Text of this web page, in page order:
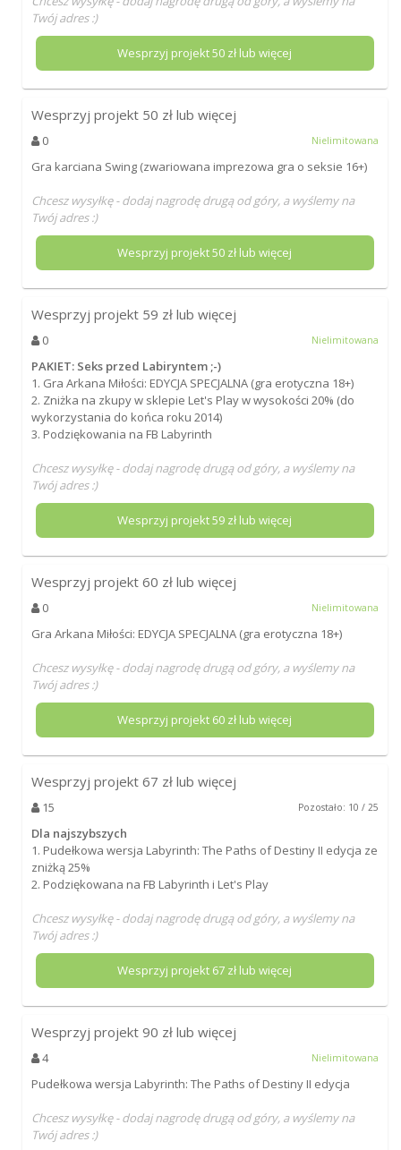
Twój adres :)
Wesprzyj projekt50 zł lub więcej
Wesprzyj projekt 50 zł lub więcej
0 Nielimitowana
Gra karciana Swing (zwariowana imprezowa gra o seksie 16+)
Chcesz wysyłkę - dodaj nagrodę drugą od góry, a wyślemy na
Twój adres :)
Wesprzyj projekt50 zł lub więcej
Wesprzyj projekt 59 zł lub więcej
0 Nielimitowana
PAKIET: Seks przed Labiryntem ;-)
1. Gra Arkana Miłości: EDYCJA SPECJALNA (gra erotyczna 18+)
2. Zniżka na zkupy w sklepie Let's Play w wysokości 20% (do
wykorzystania do końca roku 2014)
3. Podziękowania na FB Labyrinth
Chcesz wysyłkę - dodaj nagrodę drugą od góry, a wyślemy na
Twój adres :)
Wesprzyj projekt59 zł lub więcej
Wesprzyj projekt 60 zł lub więcej
0 Nielimitowana
Gra Arkana Miłości: EDYCJA SPECJALNA (gra erotyczna 18+)
Chcesz wysyłkę - dodaj nagrodę drugą od góry, a wyślemy na
Twój adres :)
Wesprzyj projekt 60 zł lub więcej
Wesprzyj projekt 67 zł lub więcej
15 Pozostało: 10 / 25
Dla najszybszych
1. Pudełkowa wersja Labyrinth: The Paths of Destiny II edycja ze
zniżką 25%
2. Podziękowana na FB Labyrinth i Let's Play
Chcesz wysyłkę - dodaj nagrodę drugą od góry, a wyślemy na
Twój adres :)
Wesprzyj projekt 67 zł lub więcej
Wesprzyj projekt 90 zł lub więcej
4 Nielimitowana
Pudełkowa wersja Labyrinth: The Paths of Destiny II edycja
Chcesz wysyłkę - dodaj nagrodę drugą od góry, a wyślemy na
Twój adres :)